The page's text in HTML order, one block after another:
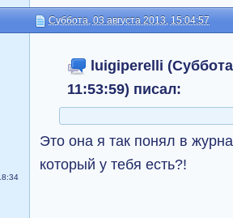
Суббота, 03 августа 2013, 15:04:57
luigiperelli
11:53:59) писал:
Это она я так понял в
который у тебя есть?!